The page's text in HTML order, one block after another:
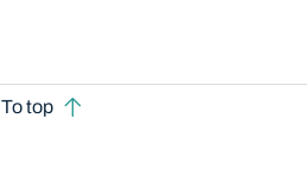
To top